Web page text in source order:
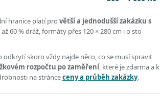
hranice platí pro větší a jednodušší zakázku s
60 % dráž, formáty přes 120 × 280 cm i o sto
skoro vždy najde něco, co se musí spravit
rozpočtu po zaměření, které je zdarma a k
na stránceceny a průběh zakázky.